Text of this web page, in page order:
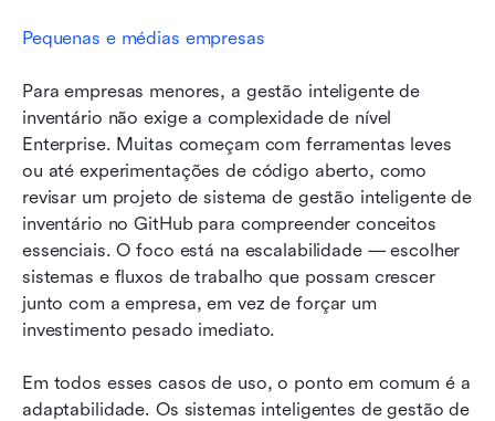
Pequenas e médias empresas
Para empresas menores, a gestão inteligente de
inventário não exige a complexidade de nível
Enterprise. Muitas começam com ferramentas leves
ou até experimentações de código aberto, como
revisar um projeto de sistema de gestão inteligente de
inventário no GitHub para compreender conceitos
essenciais. O foco está na escalabilidade — escolher
sistemas e fluxos de trabalho que possam crescer
junto com a empresa, em vez de forçar um
investimento pesado imediato.
Em todos esses casos de uso, o ponto em comum é a
adaptabilidade. Os sistemas inteligentes de gestão de